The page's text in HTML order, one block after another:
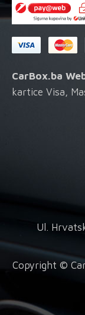
CarBox.ba
kartice Visa,
Ul.
Copyright ©